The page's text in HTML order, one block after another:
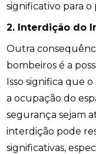
significativo para o
2. Interdição do
Outra
bombeiros é a
Isso significa que
a ocupação do
segurança sejam
interdição pode
significativas,